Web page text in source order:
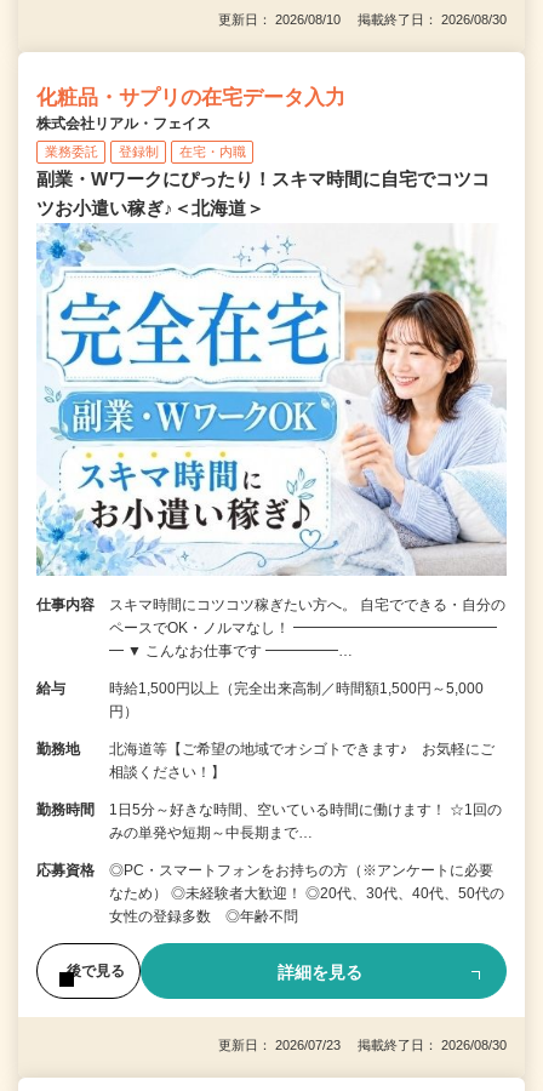
更新日： 2026/08/10 掲載終了日： 2026/08/30
化粧品・サプリの在宅データ入力
株式会社リアル・フェイス
業務委託 登録制 在宅・内職
副業・Wワークにぴったり！スキマ時間に自宅でコツコ
ツお小遣い稼ぎ♪＜北海道＞
仕事内容
スキマ時間にコツコツ稼ぎたい方へ。 自宅でできる・自分の
ペースでOK・ノルマなし！ ━━━━━━━━━━━━━━
━ ▼ こんなお仕事です ━━━━━…
給与
時給1,500円以上（完全出来高制／時間額1,500円～5,000
円）
勤務地
北海道等【ご希望の地域でオシゴトできます♪ お気軽にご
相談ください！】
勤務時間
1日5分～好きな時間、空いている時間に働けます！ ☆1回の
みの単発や短期～中長期まで…
応募資格
◎PC・スマートフォンをお持ちの方（※アンケートに必要
なため） ◎未経験者大歓迎！ ◎20代、30代、40代、50代の
女性の登録多数 ◎年齢不問
後で見る 詳細を見る
更新日： 2026/07/23 掲載終了日： 2026/08/30